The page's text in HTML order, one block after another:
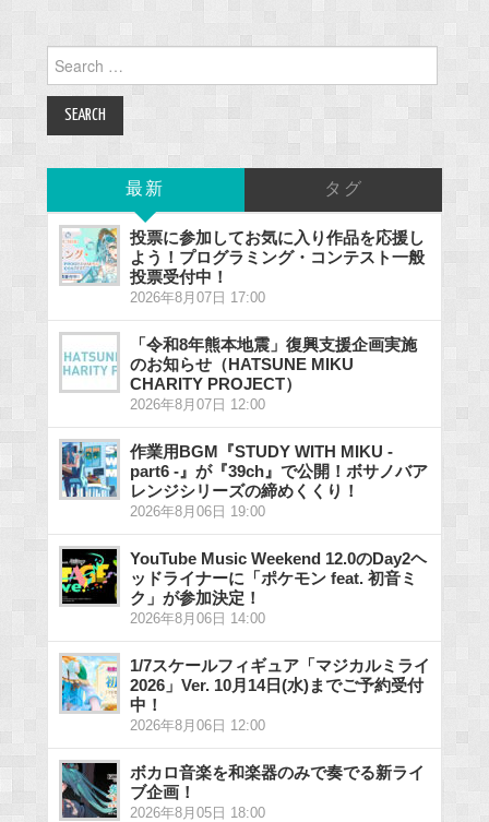
for:
最新 タグ
投票に参加してお気に入り作品を応援し
よう！プログラミング・コンテスト一般
投票受付中！
2026年8月07日 17:00
「令和8年熊本地震」復興支援企画実施
のお知らせ（HATSUNE MIKU
CHARITY PROJECT）
2026年8月07日 12:00
作業用BGM『STUDY WITH MIKU -
part6 -』が『39ch』で公開！ボサノバア
レンジシリーズの締めくくり！
2026年8月06日 19:00
YouTube Music Weekend 12.0のDay2ヘ
ッドライナーに「ポケモン feat. 初音ミ
ク」が参加決定！
2026年8月06日 14:00
1/7スケールフィギュア「マジカルミライ
2026」Ver. 10月14日(水)までご予約受付
中！
2026年8月06日 12:00
ボカロ音楽を和楽器のみで奏でる新ライ
ブ企画！
2026年8月05日 18:00